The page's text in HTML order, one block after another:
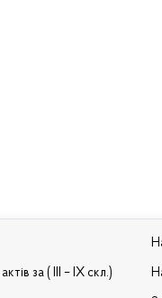
за ( III – IX скл.)